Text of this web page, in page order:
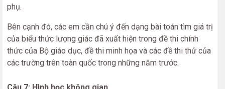
phụ.
Bên cạnh đó, các em cần chú ý đến dạng bài toán tìm giá trị
của biểu thức lượng giác đã xuất hiện trong đề thi chính
thức của Bộ giáo dục, đề thi minh họa và các đề thi thử của
các trường trên toàn quốc trong những năm trước.